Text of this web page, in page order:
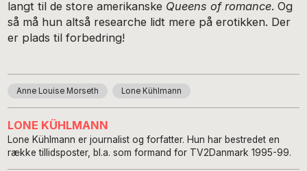
langt til de store amerikanske Queens of romance. Og
så må hun altså researche lidt mere på erotikken. Der
er plads til forbedring!
Anne Louise Morseth Lone Kühlmann
LONE KÜHLMANN
Lone Kühlmann er journalist og forfatter. Hun har bestredet en
række tillidsposter, bl.a. som formand for TV2Danmark 1995-99.